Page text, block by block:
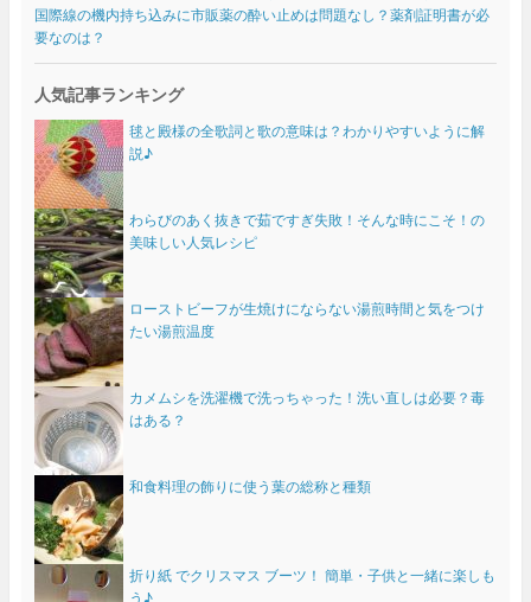
国際線の機内持ち込みに市販薬の酔い止めは問題なし？薬剤証明書が必
要なのは？
人気記事ランキング
毬と殿様の全歌詞と歌の意味は？わかりやすいように解
説♪
わらびのあく抜きで茹ですぎ失敗！そんな時にこそ！の
美味しい人気レシピ
ローストビーフが生焼けにならない湯煎時間と気をつけ
たい湯煎温度
カメムシを洗濯機で洗っちゃった！洗い直しは必要？毒
はある？
和食料理の飾りに使う葉の総称と種類
折り紙 でクリスマス ブーツ！ 簡単・子供と一緒に楽しも
う♪